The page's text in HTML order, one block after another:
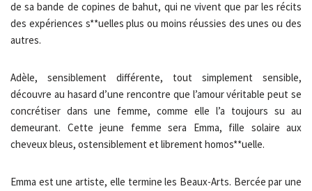
de sa bande de copines de bahut, qui ne vivent que par les récits
des expériences s**uelles plus ou moins réussies des unes ou des
autres.
Adèle, sensiblement différente, tout simplement sensible,
découvre au hasard d’une rencontre que l’amour véritable peut se
concrétiser dans une femme, comme elle l’a toujours su au
demeurant. Cette jeune femme sera Emma, fille solaire aux
cheveux bleus, ostensiblement et librement homos**uelle.
Emma est une artiste, elle termine les Beaux-Arts. Bercée par une